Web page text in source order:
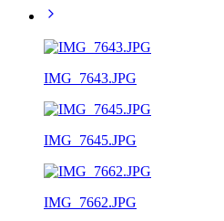
IMG_7643.JPG
IMG_7645.JPG
IMG_7662.JPG